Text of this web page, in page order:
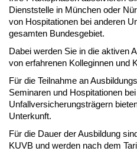
Dienststelle in München oder
von Hospitationen bei anderen
gesamten Bundesgebiet.
Dabei werden Sie in die aktiven
von erfahrenen Kolleginnen und
Für die Teilnahme an
Seminaren und Hospitationen
Unfallversicherungsträgern
Unterkunft.
Für die Dauer der Ausbildung
KUVB und werden nach dem